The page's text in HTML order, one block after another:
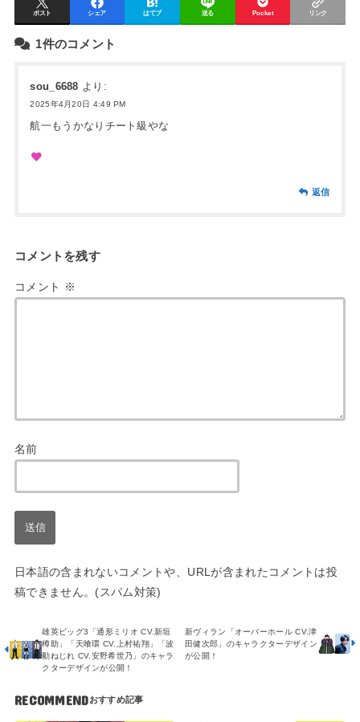
ポスト シェア はてブ 送る Pocket リンク
1件のコメント
sou_6688 より:
2025年4月20日 4:49 PM
航一もうかなりチート級やな
返信
コメントを残す
コメント ※
名前
日本語の含まれないコメントや、URLが含まれたコメントは投
稿できません。(スパム対策)
新ヴィラン「オーバーホール CV.津
田健次郎」のキャラクターデザイン
が公開！
雄英ビッグ3「通形ミリオ CV.新垣
樽助」「天喰環 CV.上村祐翔」「波
動ねじれ CV.安野希世乃」のキャラ
クターデザインが公開！
RECOMMEND